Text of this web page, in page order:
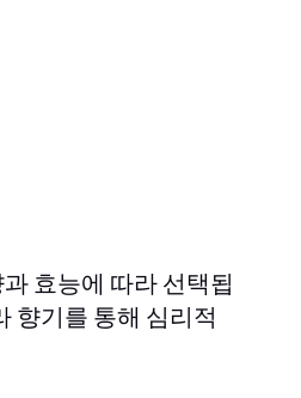
효능에 따라 선택됩
향기를 통해 심리적